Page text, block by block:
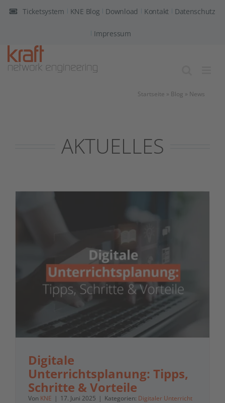
Zum Ticketsystem KNE Blog Download Kontakt Datenschutz
Impressum
Startseite » Blog » News
AKTUELLES
Digitale
Unterrichtsplanung: Tipps,
Schritte & Vorteile
Von KNE | 17. Juni 2025 | Kategorien: Digitaler Unterricht